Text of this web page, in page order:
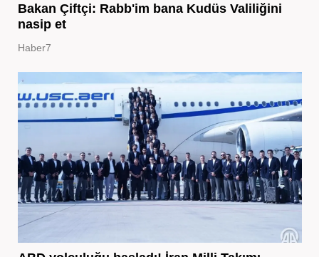
Bakan Çiftçi: Rabb'im bana Kudüs Valiliğini
nasip et
Haber7